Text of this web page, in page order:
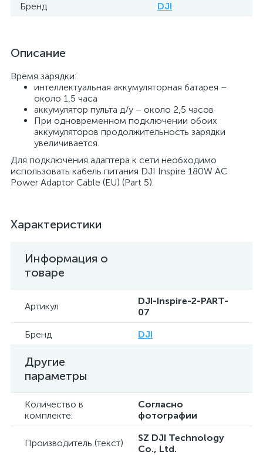
Бренд DJI
Описание
Время зарядки:
интеллектуальная аккумуляторная батарея –
около 1,5 часа
аккумулятор пульта д/у – около 2,5 часов
При одновременном подключении обоих
аккумуляторов продолжительность зарядки
увеличивается.
Для подключения адаптера к сети необходимо
использовать кабель питания DJI Inspire 180W AC
Power Adaptor Cable (EU) (Part 5).
Характеристики
Информация о
товаре
Артикул
DJI-Inspire-2-PART-
07
Бренд
DJI
Другие
параметры
Количество в
комплекте:
Согласно
фотографии
Производитель (текст)
SZ DJI Technology
Co., Ltd.